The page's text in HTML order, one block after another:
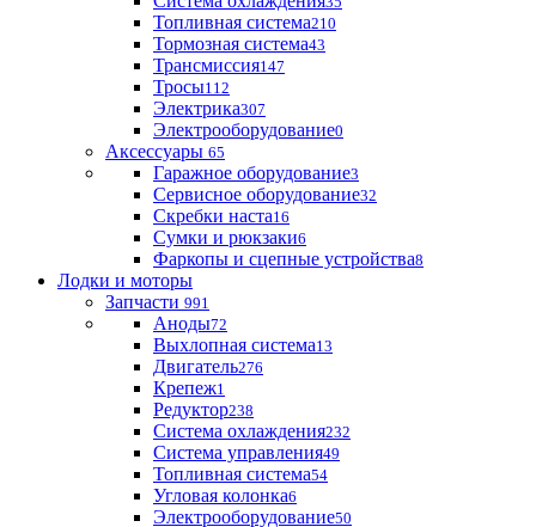
Топливная система210
Тормозная система43
Трансмиссия147
Тросы112
Электрика307
Электрооборудование0
Аксессуары 65
Гаражное оборудование3
Сервисное оборудование32
Скребки наста16
Сумки и рюкзаки6
Фаркопы и сцепные устройства8
Лодки и моторы
Запчасти 991
Аноды72
Выхлопная система13
Двигатель276
Крепеж1
Редуктор238
Система охлаждения232
Система управления49
Топливная система54
Угловая колонка6
Электрооборудование50